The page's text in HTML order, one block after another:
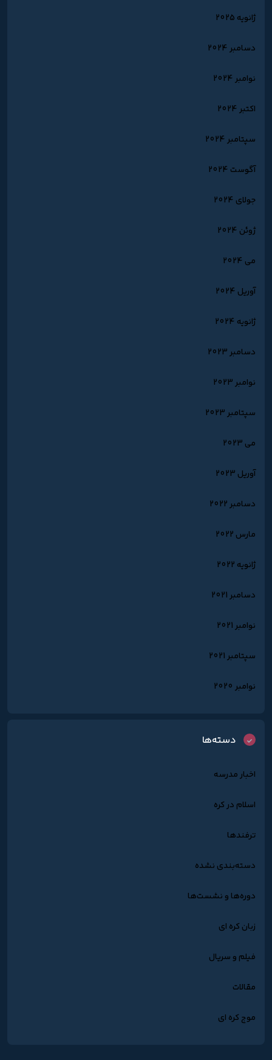
ژانویه 2025
دسامبر 2024
نوامبر 2024
اکتبر 2024
سپتامبر 2024
آگوست 2024
جولای 2024
ژوئن 2024
می 2024
آوریل 2024
ژانویه 2024
دسامبر 2023
نوامبر 2023
سپتامبر 2023
می 2023
آوریل 2023
دسامبر 2022
مارس 2022
ژانویه 2022
دسامبر 2021
نوامبر 2021
سپتامبر 2021
نوامبر 2020
دسته‌ها
اخبار مدرسه
اسلام در کره
ترفندها
دسته‌بندی نشده
دوره‌ها و نشست‌ها
زبان کره ای
فیلم و سریال
مقالات
موج کره ای